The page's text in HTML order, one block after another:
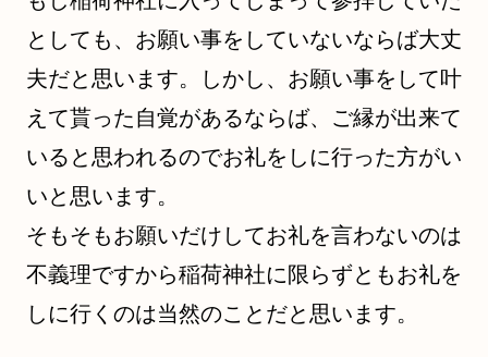
としても、お願い事をしていないならば大丈
夫だと思います。しかし、お願い事をして叶
えて貰った自覚があるならば、ご縁が出来て
いると思われるのでお礼をしに行った方がい
いと思います。
そもそもお願いだけしてお礼を言わないのは
不義理ですから稲荷神社に限らずともお礼を
しに行くのは当然のことだと思います。